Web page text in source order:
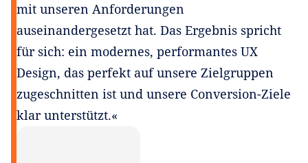
mit unseren Anforderungen
auseinandergesetzt hat. Das Ergebnis spricht
für sich: ein modernes, performantes UX
Design, das perfekt auf unsere Zielgruppen
zugeschnitten ist und unsere Conversion-Ziele
klar unterstützt.«